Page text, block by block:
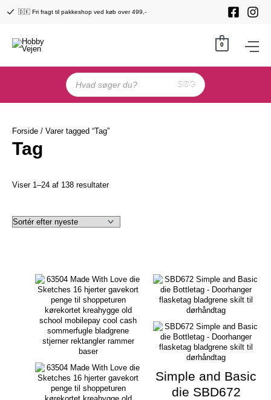
🇩🇰 Fri fragt til pakkeshop ved køb over 499,-
0
Products
search
SØG
Forside / Varer tagged “Tag”
Tag
Viser 1–24 af 138 resultaterSorteret
Simple and Basic
die SBD672